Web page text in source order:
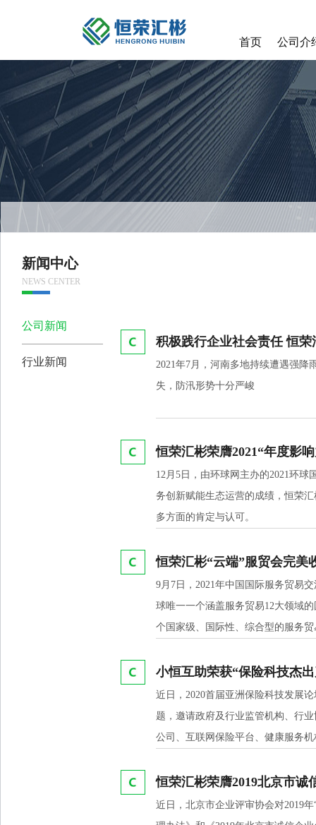
首页 公司介
新闻中心
NEWS CENTER
公司新闻
行业新闻
积极践行企业社会责任 恒
2021年7月，河南多地持续遭遇强
失，防汛形势十分严峻
恒荣汇彬荣膺2021“年度影
12月5日，由环球网主办的2021环
务创新赋能生态运营的成绩，恒荣
多方面的肯定与认可。
恒荣汇彬“云端”服贸会完美
9月7日，2021年中国国际服务贸易
球唯一一个涵盖服务贸易12大领域
个国家级、国际性、综合型的服务
小恒互助荣获“保险科技杰
近日，2020首届亚洲保险科技发展
题，邀请政府及行业监管机构、行
公司、互联网保险平台、健康服务
算在保险行业的运用，政策视野、
恒荣汇彬荣膺2019北京市诚
近日，北京市企业评审协会对2019